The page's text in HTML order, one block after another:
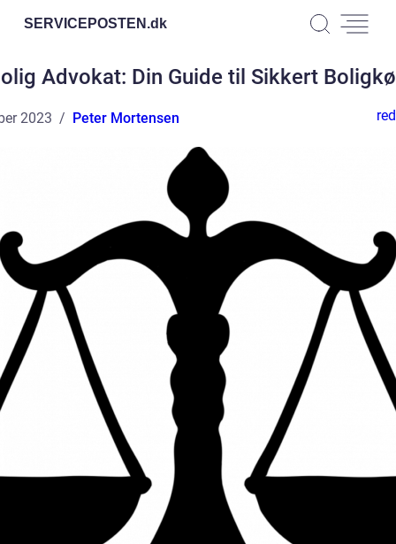
SERVICEPOSTEN.dk
Advokat: Din Guide til Sikkert
2023 Peter Mortensen